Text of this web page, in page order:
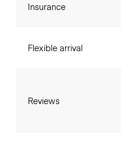
Insurance
Flexible arrival
Reviews